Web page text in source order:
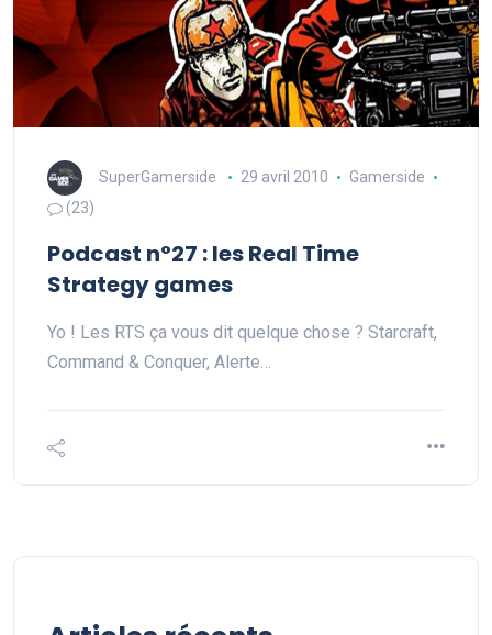
SuperGamerside 29 avril 2010
Gamerside
(23)
Podcast n°27 : les Real Time
Strategy games
Yo ! Les RTS ça vous dit quelque chose ? Starcraft,
Command & Conquer, Alerte…